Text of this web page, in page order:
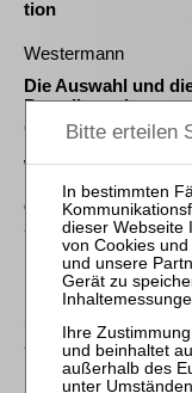
tion
Westermann
Die Auswahl und
Bestellung des
(vorläufigen)
Widerstreit der
Interessen von
Gläubigern und
Schuldner
Frind (Hrsg.)
Best Practice